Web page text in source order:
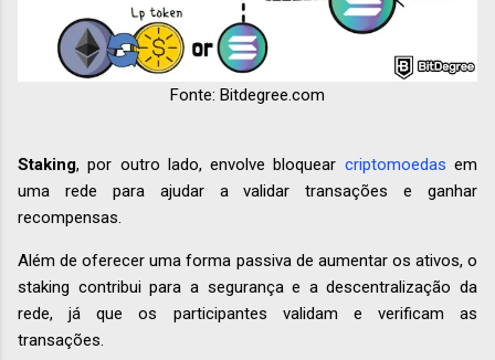
Fonte: Bitdegree.com
Staking, por outro lado, envolve bloquear criptomoedasem
uma rede para ajudar a validar transações e ganhar
recompensas.
Além de oferecer uma forma passiva de aumentar os ativos, o
staking contribui para a segurança e a descentralização da
rede, já que os participantes validam e verificam as
transações.